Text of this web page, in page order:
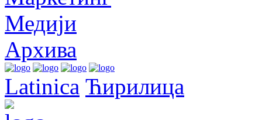
Медији
Архива
Latinica Ћирилица